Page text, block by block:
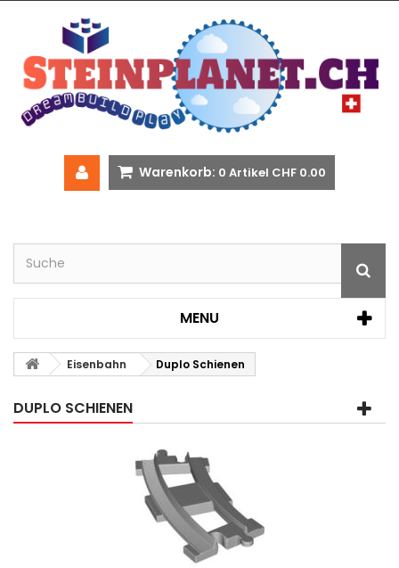
Warenkorb: 0 Artikel CHF 0.00
MENU
Eisenbahn Duplo Schienen
DUPLO SCHIENEN